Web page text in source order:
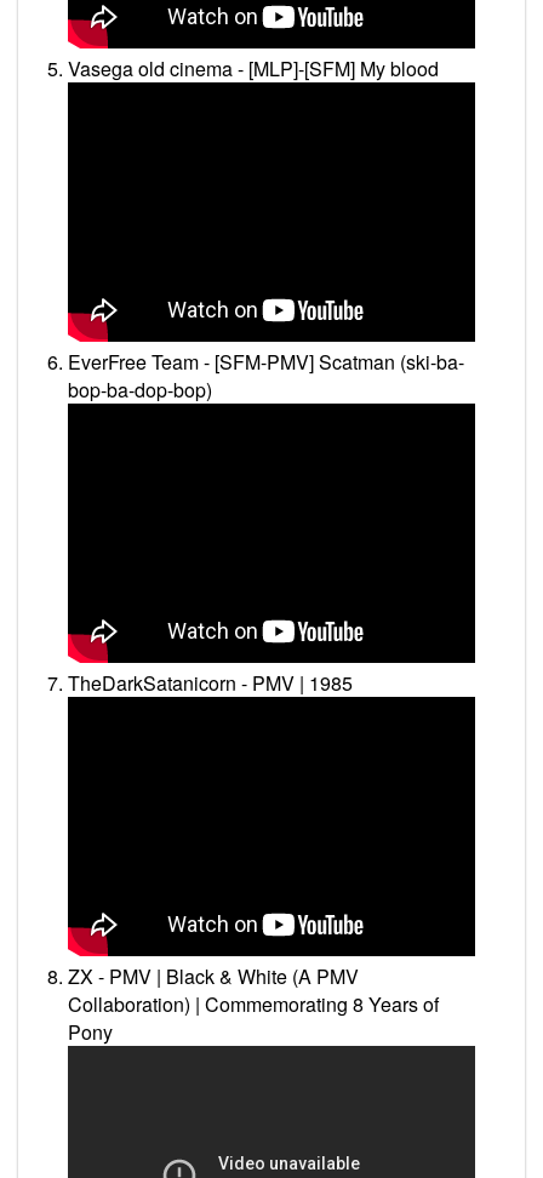
Vasega old cinema - [MLP]-[SFM] My blood
EverFree Team - [SFM-PMV] Scatman (ski-ba-
bop-ba-dop-bop)
TheDarkSatanicorn - PMV | 1985
ZX - PMV | Black & White (A PMV
Collaboration) | Commemorating 8 Years of
Pony